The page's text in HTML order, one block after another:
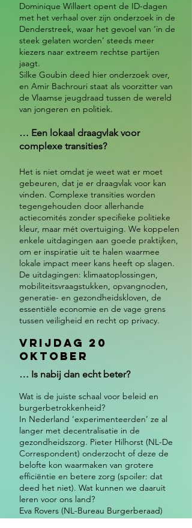
Dominique Willaert opent de ID-dagen
met het verhaal over zijn onderzoek in de
Denderstreek, waar het gevoel van ‘in de
steek gelaten worden’ steeds meer
kiezers naar extreem rechtse partijen
jaagt.
Silke Goubin deed hier onderzoek over,
en Amir Bachrouri staat als voorzitter van
de Vlaamse jeugdraad tussen de wereld
van jongeren en politiek.
… Een lokaal draagvlak voor
complexe transities?
Het is niet omdat je weet wat er moet
gebeuren, dat je er draagvlak voor kan
vinden. Complexe transities worden
tegengehouden door allerhande
actiecomités zonder specifieke politieke
kleur, maar mét overtuiging. We koppelen
enkele uitdagingen aan goede praktijken,
om er inspiratie uit te halen waarmee
lokale impact meer kans heeft op slagen.
De uitdagingen: klimaatoplossingen,
mobiliteitsvraagstukken, opvangnoden,
generatie- en gezondheidskloven, de
essentiële economie en de vage grens
tussen veiligheid en recht op privacy.
Vrijdag 20
oktober
… Is nabij dan echt beter?
Wat is de juiste schaal voor beleid en
burgerbetrokkenheid?
In Nederland ‘experimenteerden’ ze al
langer met decentralisatie in de
gezondheidszorg. Pieter Hilhorst (NL-De
Correspondent) onderzocht of deze de
belofte kon waarmaken van grotere
efficiëntie en betere zorg (spoiler: dat
deed het niet). Wat kunnen we daaruit
leren voor ons land?
Eva Rovers (NL-Bureau Burgerberaad)
houdt een gloedvol betoog om politiek